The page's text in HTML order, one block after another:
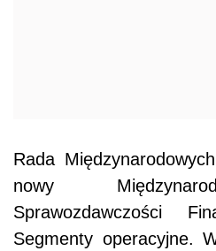
Rada
nowy
Sprawozdawczości
Segmenty operacyjne.